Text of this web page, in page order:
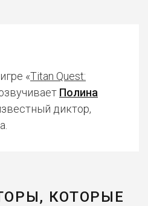
«Titan Quest:
Полина
диктор,
КОТОРЫЕ